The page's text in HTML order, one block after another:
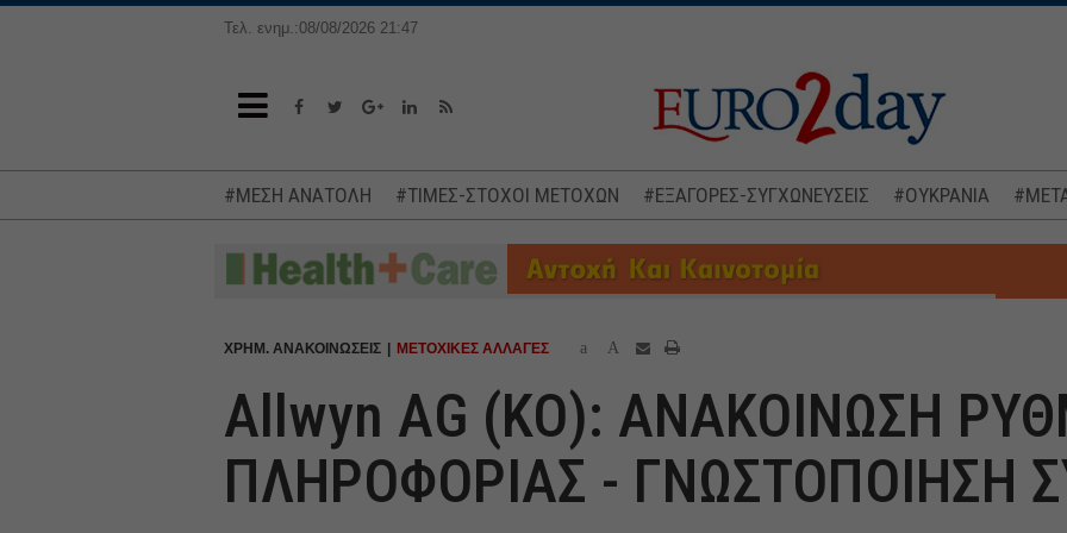
Τελ. ενημ.:08/08/2026 21:47
#ΜΕΣΗ ΑΝΑΤΟΛΗ #ΤΙΜΕΣ-ΣΤΟΧΟΙ ΜΕΤΟΧΩΝ #ΕΞΑΓΟΡΕΣ-ΣΥΓΧΩΝΕΥΣΕΙΣ #ΟΥΚΡΑΝΙΑ
ΧΡΗΜ. ΑΝΑΚΟΙΝΩΣΕΙΣ ΜΕΤΟΧΙΚΕΣ ΑΛΛΑΓΕΣ a A
Allwyn AG (ΚΟ): ΑΝΑΚΟΙΝΩΣΗ
ΠΛΗΡΟΦΟΡΙΑΣ - ΓΝΩΣΤΟΠΟΙΗΣΗ